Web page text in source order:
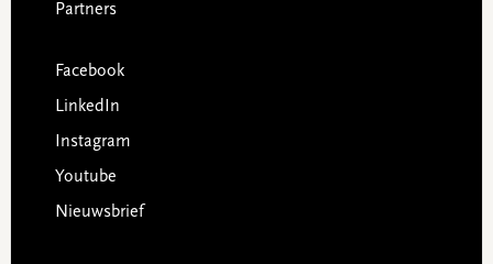
Partners
Facebook
LinkedIn
Instagram
Youtube
Nieuwsbrief